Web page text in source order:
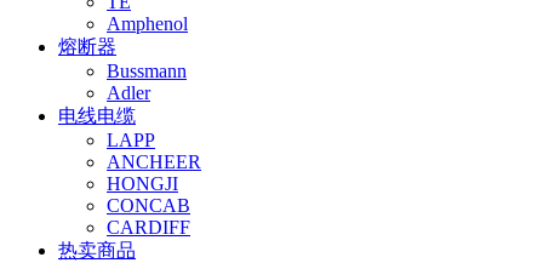
Amphenol
熔断器
Bussmann
Adler
电线电缆
LAPP
ANCHEER
HONGJI
CONCAB
CARDIFF
热卖商品